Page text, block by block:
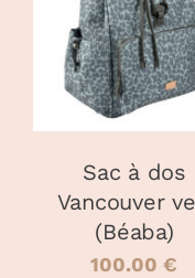
CHOIX DES
OPTIONS CE
A
SUR
/
DÉTAILS
Sac à dos
Vancouver
(Béaba)
100.00€